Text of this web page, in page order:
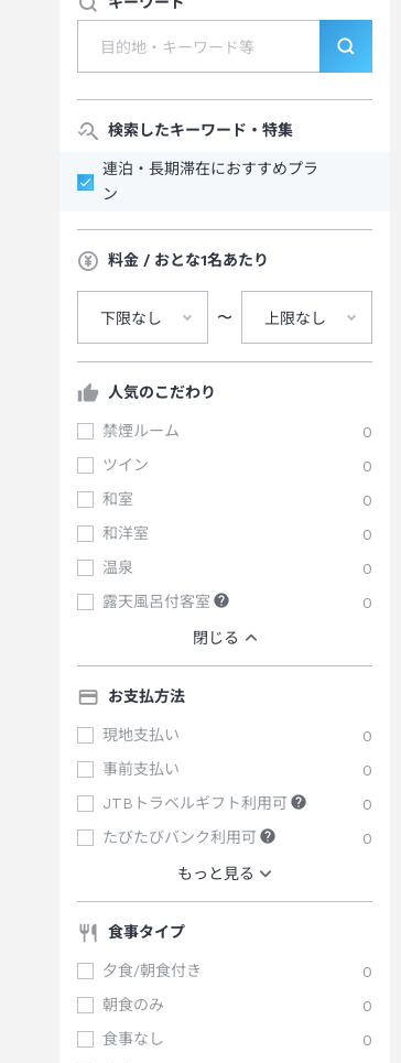
検索したキーワード・特集
連泊・長期滞在におすすめプラ
ン
料金 / おとな1名あたり
下限なし 〜 上限なし
人気のこだわり
禁煙ルーム
0
ツイン
0
和室
0
和洋室
0
温泉
0
露天風呂付客室
0
閉じる
お支払方法
現地支払い
0
事前支払い
0
JTBトラベルギフト利用可
0
たびたびバンク利用可
0
もっと見る
食事タイプ
夕食/朝食付き
0
朝食のみ
0
食事なし
0